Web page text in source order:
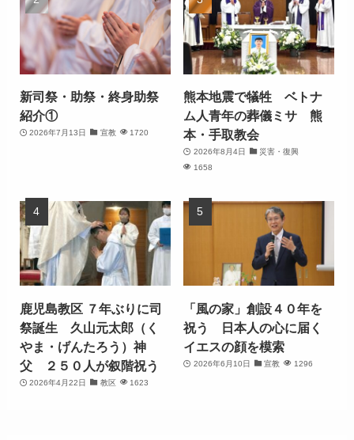
新司祭・助祭・終身助祭
紹介①
2026年7月13日 宣教 1720
熊本地震で犠牲 ベトナ
ム人青年の葬儀ミサ 熊
本・手取教会
2026年8月4日
災害・復興
1658
鹿児島教区 ７年ぶりに司
祭誕生 久山元太郎（く
やま・げんたろう）神
父 ２５０人が叙階祝う
2026年4月22日 教区 1623
「風の家」創設４０年を
祝う 日本人の心に届く
イエスの顔を模索
2026年6月10日 宣教 1296